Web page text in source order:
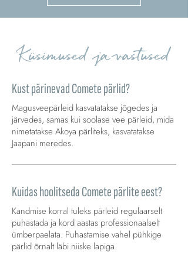
Küsimused ja vastused
Kust pärinevad Comete pärlid?
Magusveepärleid kasvatatakse jõgedes ja
järvedes, samas kui soolase vee pärleid, mida
nimetatakse Akoya pärliteks, kasvatatakse
Jaapani meredes.
Kuidas hoolitseda Comete pärlite eest?
Kandmise korral tuleks pärleid regulaarselt
puhastada ja kord aastas professionaalselt
ümberpaelata. Puhastamise vahel pühkige
pärlid õrnalt läbi niiske lapiga.